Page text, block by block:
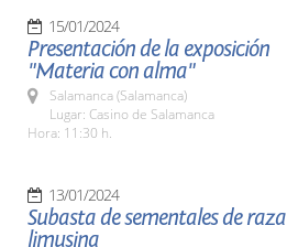
15/01/2024
Presentación de la exposición
"Materia con alma"
Salamanca (Salamanca)
Lugar: Casino de Salamanca
Hora: 11:30 h.
13/01/2024
Subasta de sementales de raza
limusina